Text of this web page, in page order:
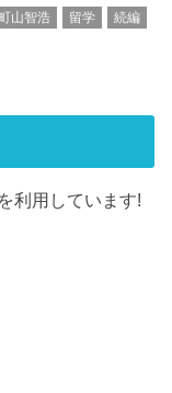
山智浩 留学
続編
利用しています!